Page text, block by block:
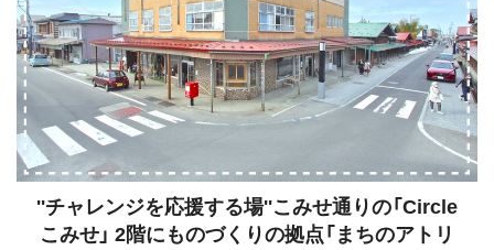
''チャレンジを応援する場''こみせ通りの「Circle
こみせ」 2階にものづくりの拠点「まちのアトリ